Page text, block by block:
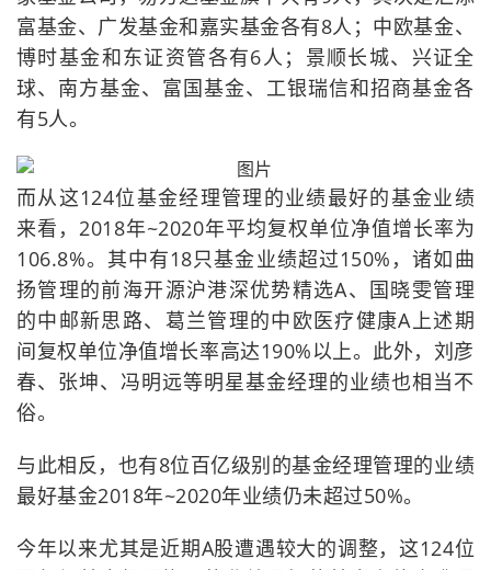
富基金、广发基金和嘉实基金各有8人；中欧基金、
博时基金和东证资管各有6人；景顺长城、兴证全
球、南方基金、富国基金、工银瑞信和招商基金各
有5人。
而从这124位基金经理管理的业绩最好的基金业绩
来看，2018年~2020年平均复权单位净值增长率为
106.8%。其中有18只基金业绩超过150%，诸如曲
扬管理的前海开源沪港深优势精选A、国晓雯管理
的中邮新思路、葛兰管理的中欧医疗健康A上述期
间复权单位净值增长率高达190%以上。此外，刘彦
春、张坤、冯明远等明星基金经理的业绩也相当不
俗。
与此相反，也有8位百亿级别的基金经理管理的业绩
最好基金2018年~2020年业绩仍未超过50%。
今年以来尤其是近期A股遭遇较大的调整，这124位